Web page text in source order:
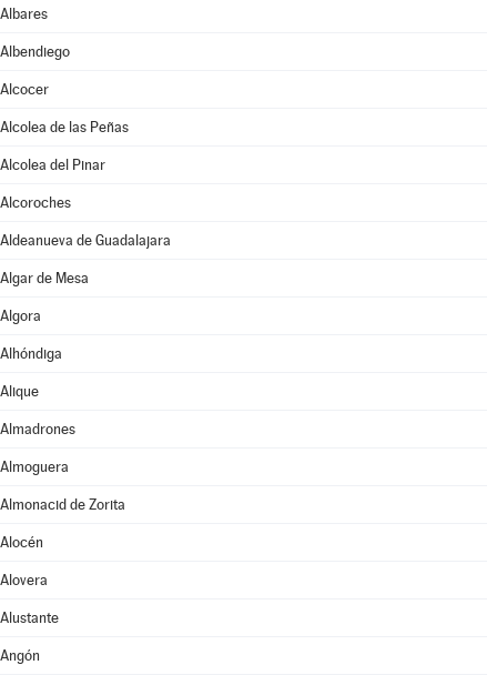
Albares
Albendiego
Alcocer
Alcolea de las Peñas
Alcolea del Pinar
Alcoroches
Aldeanueva de Guadalajara
Algar de Mesa
Algora
Alhóndiga
Alique
Almadrones
Almoguera
Almonacid de Zorita
Alocén
Alovera
Alustante
Angón